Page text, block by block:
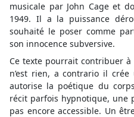
musicale par John Cage et
1949. Il a la puissance
souhaité le poser comme
son innocence subversive.
Ce texte pourrait contribuer à
n’est rien, a contrario il
autorise la poétique du
récit parfois hypnotique, une
pas encore accessible. Un